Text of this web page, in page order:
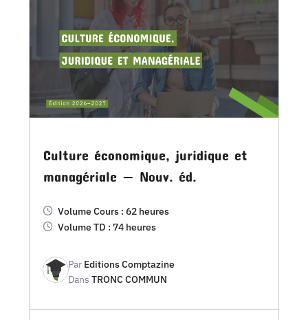
Culture économique, juridique et
managériale — Nouv. éd.
Volume Cours : 62 heures
Volume TD : 74 heures
Par Editions Comptazine
Dans TRONC COMMUN